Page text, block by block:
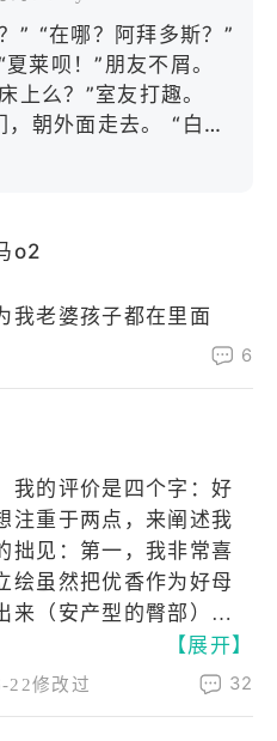
美少女清纯的一面非常
这一幕是多么美妙，令
快门。穿着泳装的白子
我。
迷，很快就到了夜晚。
了大炮仗。烟花升入空
了夜空。白子酱望着烟
微笑。烟花的光芒照亮
侧脸，内心也非常的开
啊。我希望在我的陪伴
一直开开心心。
白子在这段内容里充
含金量。当然，无论怎
是我心中的第一。
泳装和我同床共枕，能
的微笑，一定是在享受
吧。摸摸白子的小脑
白子一起进入梦乡。
棒了！❤️❤️❤️
学生仗枪笑，学生团结
里有sensei所热爱的一
在我们心中在我们手
到学生的笑容，看到这个
的内心，给生活带来美
发生，或许遇到ᴮˡᵘᵉ
Begin
” “在哪？阿拜多斯？”
莱呗！”朋友不屑。
上么？”室友打趣。
，朝外面走去。 “白子
一只知更鸟。 “白子
上，她整个人都被染
金黄，比丰收时节的小
比草地上盛开的水仙
去那找她吧！” “白子
一片白雪。 “白子
典的极光之间见过她。
宠幸她一人，那夜的
一人而飘落。绚丽多
不过她优雅的眼眸，洁
雪沾不湿她吹弹可破的
找她吧！” “白子在
朵浪花。 “白子吗？
夫的沙滩上见过她。她
缓缓漫步，赤脚踩在松
，冰冰凉凉的海水一去
着她娇小可爱的脚，海
轻轻撩起她的碎花长
o2
我老婆孩子都在里面
6
我的评价是四个字：好
注重于两点，来阐述我
拙见：第一，我非常喜
绘虽然把优香作为好母
来（​安产​型的臀部）。
尤其是双马尾，看起来
个羁绊剧情里的优香，
【展开】
22修改过 32